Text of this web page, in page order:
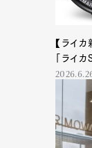
【ライ
「ライ